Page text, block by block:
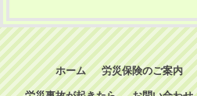
ホーム 労災保険のご案内